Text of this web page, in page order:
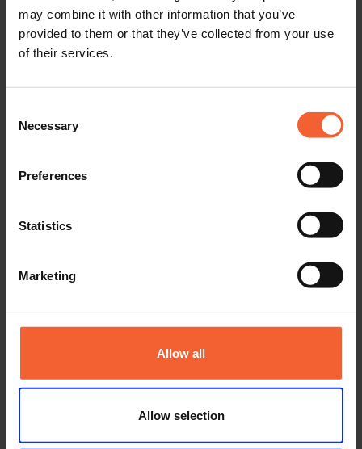
may combine it with other information that you’ve
provided to them or that they’ve collected from your use
of their services.
Selection
Necessary
Preferences
Statistics
Marketing
Allow all
Allow selection
Wir wissen, welch wichtige Rolle
eine Fertigteilwerkstatt im
gesamten Herstellungsprozess
Automatisierungslösung.
Wouter Van Buggenhout, Manager für die Vorfertigung von